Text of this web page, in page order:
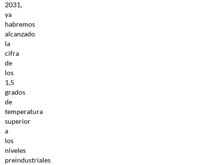
2031,
ya
habremos
alcanzado
la
cifra
de
los
1,5
grados
de
temperatura
superior
a
los
niveles
preindustriales